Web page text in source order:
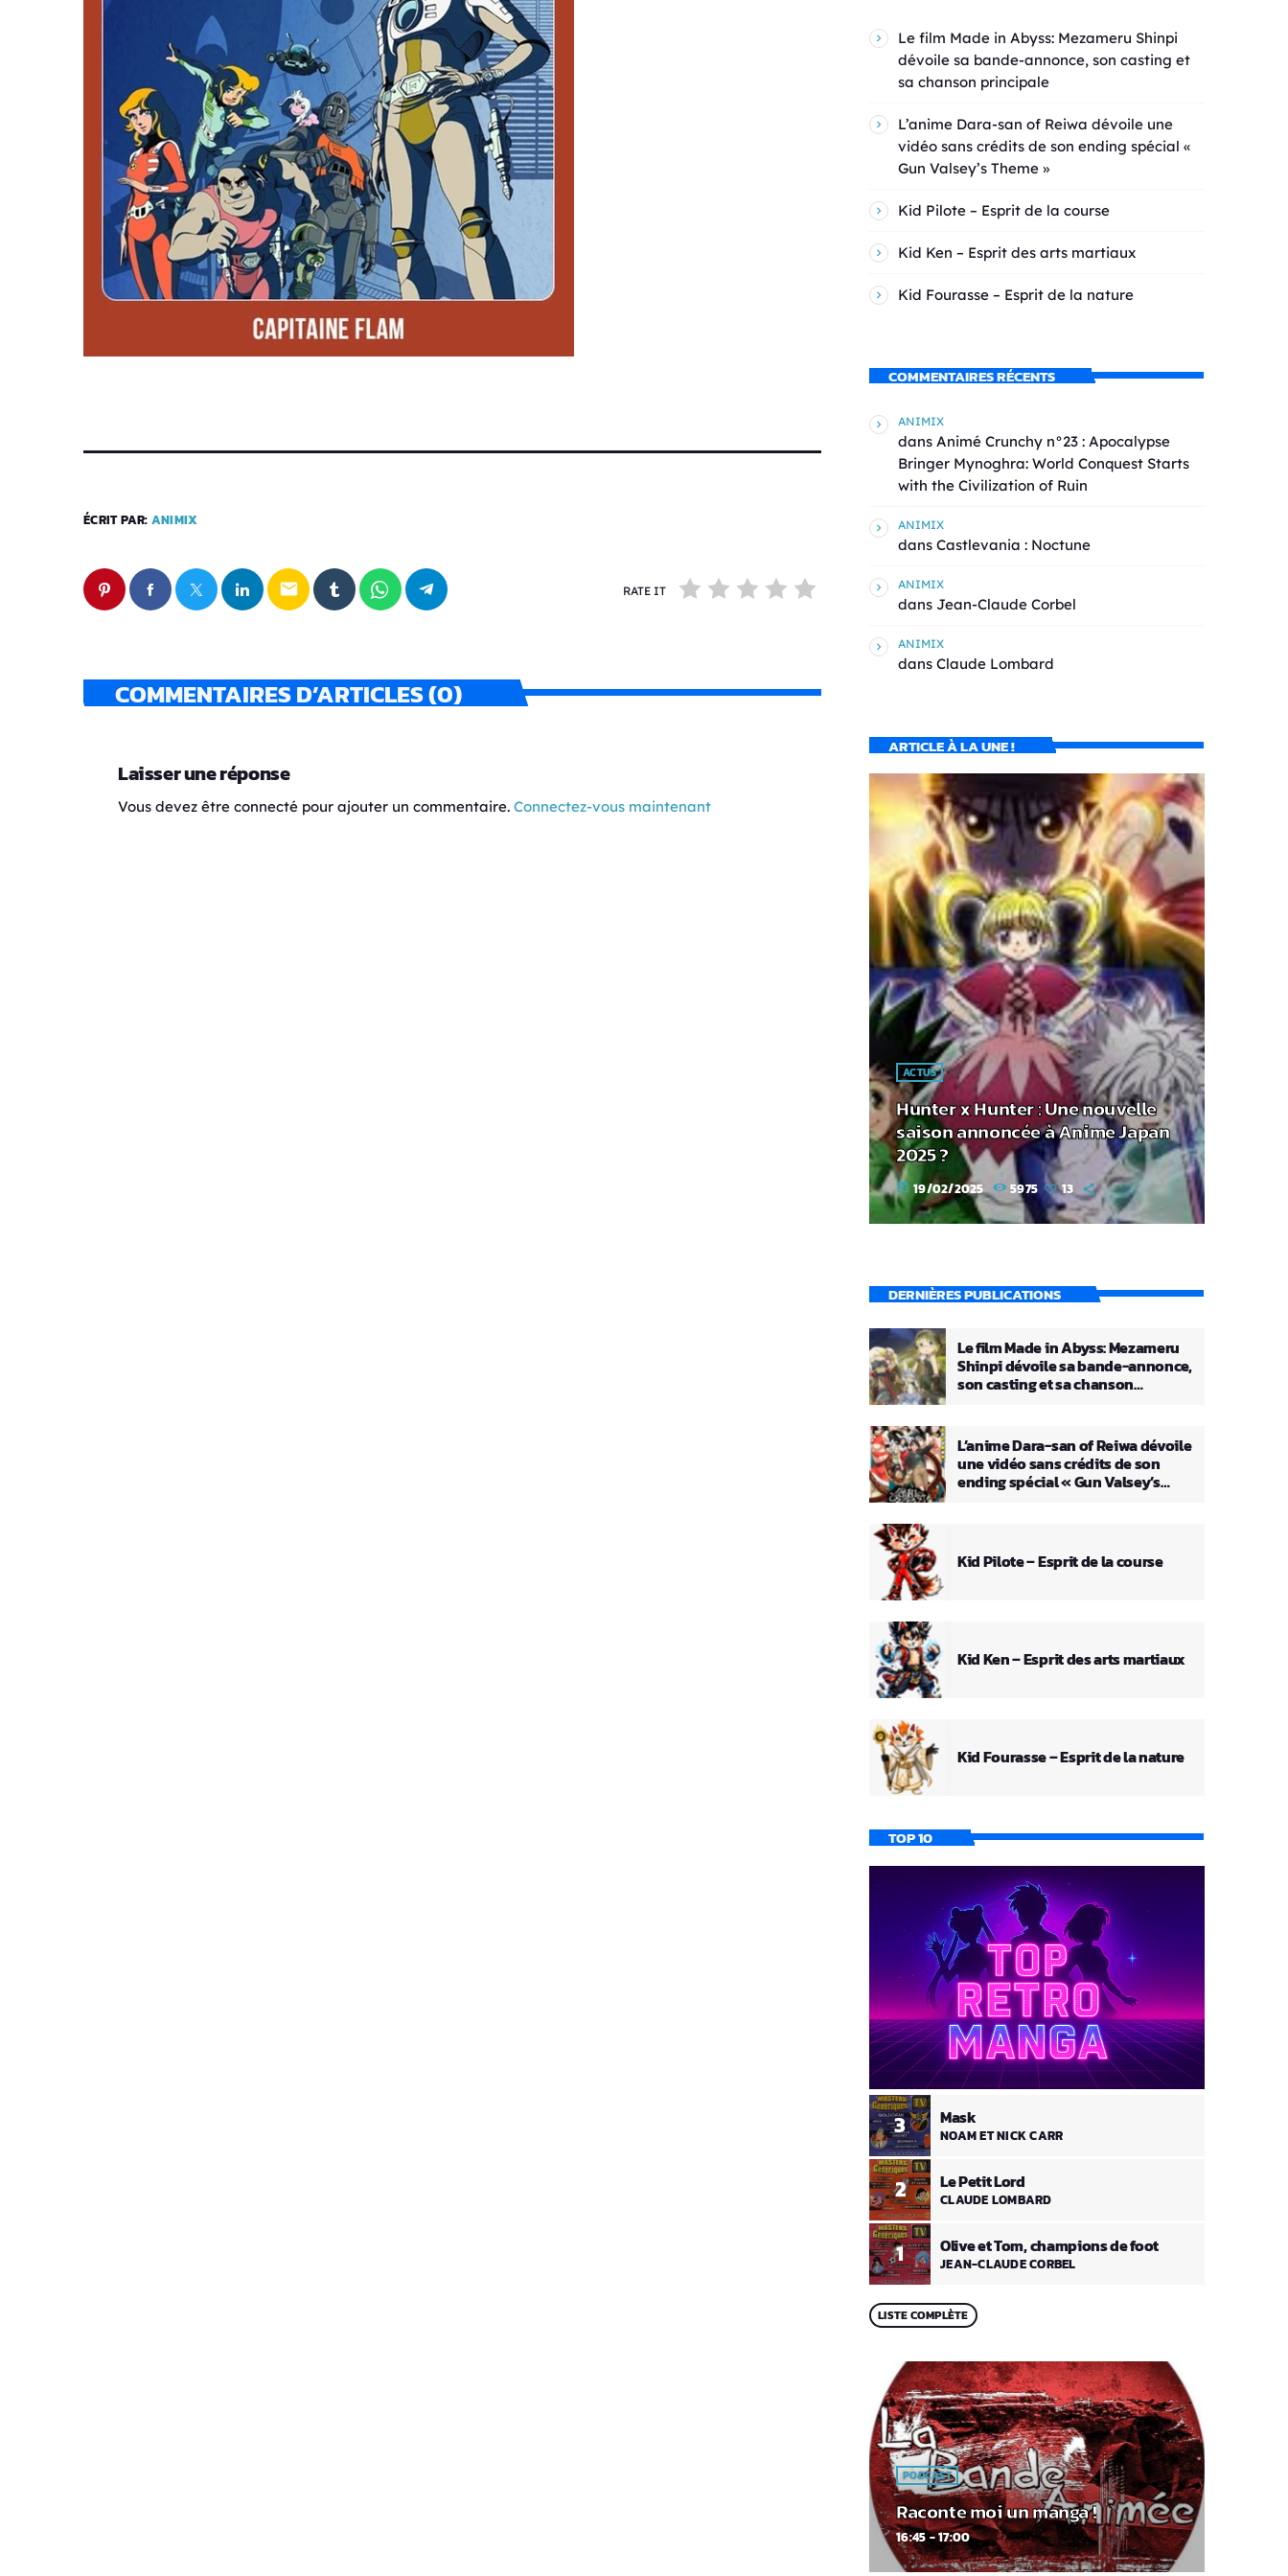
ÉCRIT PAR: ANIMIX
email RATE IT
COMMENTAIRES D’ARTICLES (0)
Laisser une réponse
Vous devez être connecté pour ajouter un commentaire. Connectez-vous maintenant
Le film Made in Abyss: Mezameru Shinpi
dévoile sa bande-annonce, son casting et
sa chanson principale
L’anime Dara-san of Reiwa dévoile une
vidéo sans crédits de son ending spécial «
Gun Valsey’s Theme »
Kid Pilote – Esprit de la course
Kid Ken – Esprit des arts martiaux
Kid Fourasse – Esprit de la nature
COMMENTAIRES RÉCENTS
ANIMIX
dans Animé Crunchy n°23 : Apocalypse
Bringer Mynoghra: World Conquest Starts
with the Civilization of Ruin
ANIMIX
dans Castlevania : Noctune
ANIMIX
dans Jean-Claude Corbel
ANIMIX
dans Claude Lombard
ARTICLE À LA UNE !
ACTUS
Hunter x Hunter : Une nouvelle
saison annoncée à Anime Japan
2025 ?
today 19/02/2025 5975 13
DERNIÈRES PUBLICATIONS
Le film Made in Abyss: Mezameru
Shinpi dévoile sa bande-annonce,
son casting et sa chanson
L’anime Dara-san of Reiwa dévoile
une vidéo sans crédits de son
ending spécial « Gun Valsey’s
Kid Pilote – Esprit de la course
Kid Ken – Esprit des arts martiaux
Kid Fourasse – Esprit de la nature
TOP 10
1 Olive et Tom, champions de foot
JEAN-CLAUDE CORBEL
2 Le Petit Lord
CLAUDE LOMBARD
3 Mask
NOAM ET NICK CARR
LISTE COMPLÈTE
PODCAST
Raconte moi un manga !
16:45 - 17:00